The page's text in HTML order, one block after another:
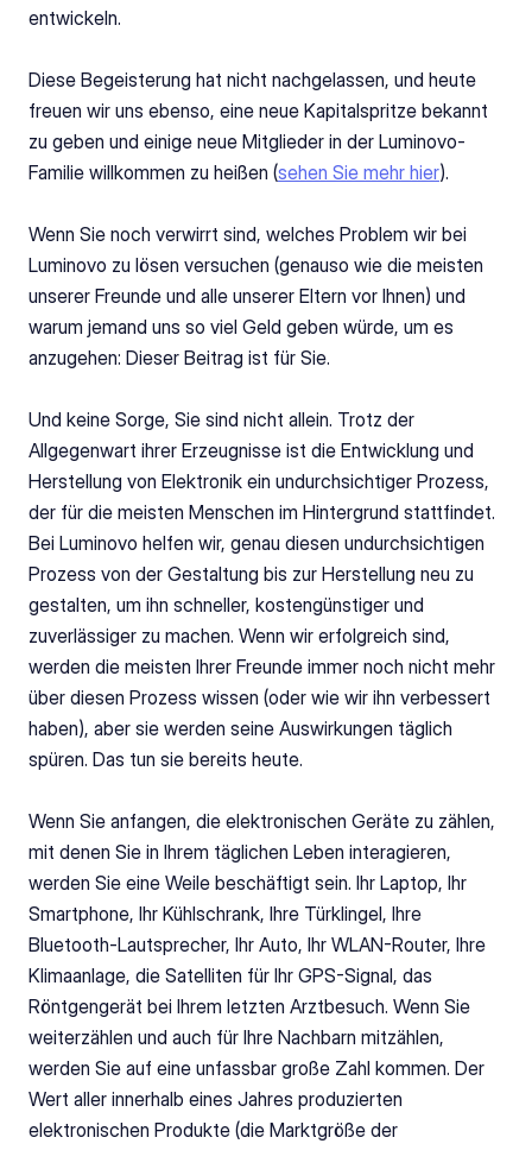
entwickeln.
Diese Begeisterung hat nicht nachgelassen, und heute
freuen wir uns ebenso, eine neue Kapitalspritze bekannt
zu geben und einige neue Mitglieder in der Luminovo-
Familie willkommen zu heißen (sehen Sie mehr hier).
Wenn Sie noch verwirrt sind, welches Problem wir bei
Luminovo zu lösen versuchen (genauso wie die meisten
unserer Freunde und alle unserer Eltern vor Ihnen) und
warum jemand uns so viel Geld geben würde, um es
anzugehen: Dieser Beitrag ist für Sie.
Und keine Sorge, Sie sind nicht allein. Trotz der
Allgegenwart ihrer Erzeugnisse ist die Entwicklung und
Herstellung von Elektronik ein undurchsichtiger Prozess,
der für die meisten Menschen im Hintergrund stattfindet.
Bei Luminovo helfen wir, genau diesen undurchsichtigen
Prozess von der Gestaltung bis zur Herstellung neu zu
gestalten, um ihn schneller, kostengünstiger und
zuverlässiger zu machen. Wenn wir erfolgreich sind,
werden die meisten Ihrer Freunde immer noch nicht mehr
über diesen Prozess wissen (oder wie wir ihn verbessert
haben), aber sie werden seine Auswirkungen täglich
spüren. Das tun sie bereits heute.
Wenn Sie anfangen, die elektronischen Geräte zu zählen,
mit denen Sie in Ihrem täglichen Leben interagieren,
werden Sie eine Weile beschäftigt sein. Ihr Laptop, Ihr
Smartphone, Ihr Kühlschrank, Ihre Türklingel, Ihre
Bluetooth-Lautsprecher, Ihr Auto, Ihr WLAN-Router, Ihre
Klimaanlage, die Satelliten für Ihr GPS-Signal, das
Röntgengerät bei Ihrem letzten Arztbesuch. Wenn Sie
weiterzählen und auch für Ihre Nachbarn mitzählen,
werden Sie auf eine unfassbar große Zahl kommen. Der
Wert aller innerhalb eines Jahres produzierten
elektronischen Produkte (die Marktgröße der